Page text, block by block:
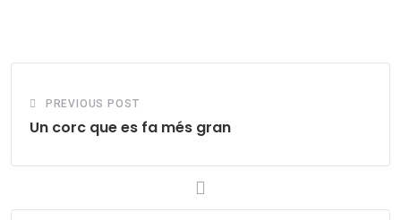
PREVIOUS POST
Un corc que es fa més gran